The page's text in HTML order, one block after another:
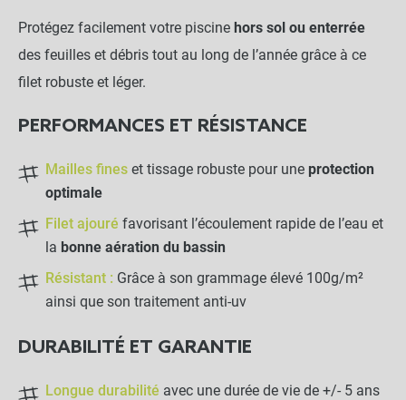
Protégez facilement votre piscine hors sol ou enterrée
des feuilles et débris tout au long de l’année grâce à ce
filet robuste et léger.
PERFORMANCES ET RÉSISTANCE
Mailles fines et tissage robuste pour une protection
optimale
Filet ajouré favorisant l’écoulement rapide de l’eau et
la bonne aération du bassin
Résistant : Grâce à son grammage élevé 100g/m²
ainsi que son traitement anti-uv
DURABILITÉ ET GARANTIE
Longue durabilité avec une durée de vie de +/- 5 ans